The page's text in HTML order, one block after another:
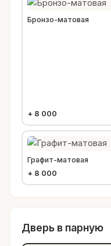
Бронзо-матовая
+ 8 000
Графит-матовая
+ 8 000
Дверь в парную